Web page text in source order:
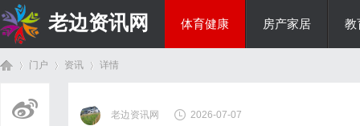
老边资讯网 体育健康 房产家居 教
门户 资讯 详情
老边资讯网 2026-07-07